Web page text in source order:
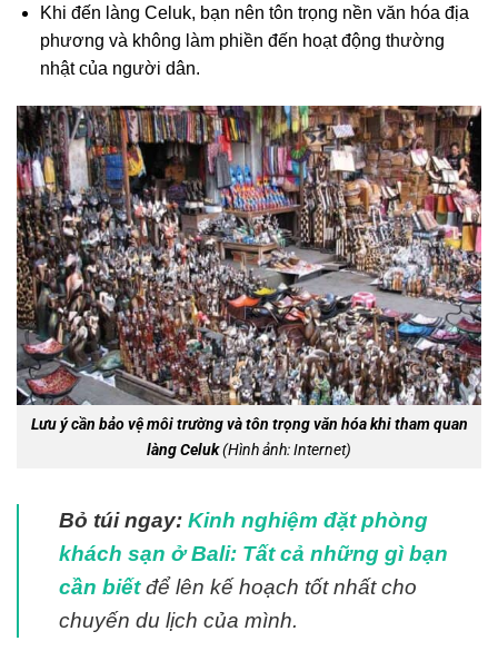
Khi đến làng Celuk, bạn nên tôn trọng nền văn hóa địa
phương và không làm phiền đến hoạt động thường
nhật của người dân.
Lưu ý cần bảo vệ môi trường và tôn trọng văn hóa khi tham quan
làng Celuk(Hình ảnh: Internet)
Bỏ túi ngay: Kinh nghiệm đặt phòng
khách sạn ở Bali: Tất cả những gì bạn
cần biếtđể lên kế hoạch tốt nhất cho
chuyến du lịch của mình.